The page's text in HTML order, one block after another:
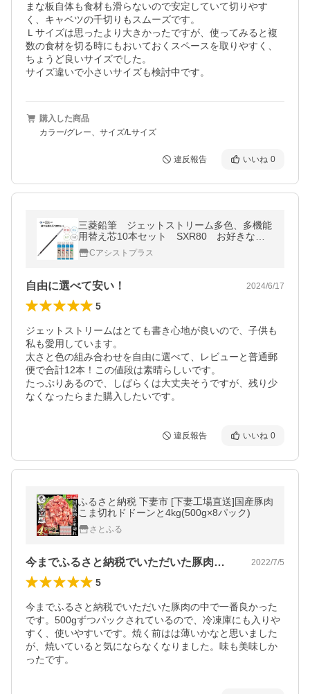
まな板自体も食材も滑らないので安定していて切りやす
く、キャベツの千切りもスムーズです。
Ｌサイズは思ったより大きかったですが、使ってみると複
数の食材を切る時にもおいておくスペースを取りやすく、
ちょうど良いサイズでした。
サイズ違いで小さいサイズも検討中です。
購入した商品
カラー/グレー、サイズ/Lサイズ
違反報告 いいね 0
三菱鉛筆 ジェットストリーム多色、多機能
用替え芯10本セット SXR80 お好きな
色、太さが選べます
Cアシストプラス
自由に選べて安い！ 2024/6/17
5
ジェットストリームはとても書き心地が良いので、子供も
私も愛用しています。
太さと色の組み合わせを自由に選べて、レビューと普通郵
便で合計12本！この値段は素晴らしいです。
たっぷりあるので、しばらくは大丈夫そうですが、残り少
違反報告 いいね 0
ふるさと納税 下妻市 [下妻工場直送]国産豚肉
こま切れドドーンと4kg(500g×8パック)
さとふる
今までふるさと納税でいただいた豚肉の中… 2022/7/5
5
今までふるさと納税でいただいた豚肉の中で一番良かった
です。500gずつパックされているので、冷凍庫にも入りや
すく、使いやすいです。焼く前はは薄いかなと思いました
が、焼いていると気にならなくなりました。味も美味しか
ったです。